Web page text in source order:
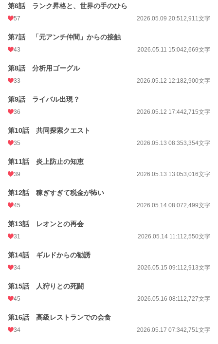
24h.ポイント 28 pt
文字数
更新日時 2026.06.27 09:39
初回完結日時 2026.06.27 09:39
累計ポイント
第6話 ランク昇格と、世界の手のひら
57 2026.05.09 20:512,911文字
第7話 「元アンチ仲間」からの接触
43 2026.05.11 15:042,669文字
第8話 分析用ゴーグル
33 2026.05.12 12:182,900文字
第9話 ライバル出現？
36 2026.05.12 17:442,715文字
第10話 共同探索クエスト
35 2026.05.13 08:353,354文字
第11話 炎上防止の知恵
39 2026.05.13 13:053,016文字
第12話 稼ぎすぎて税金が怖い
45 2026.05.14 08:072,499文字
第13話 レオンとの再会
31 2026.05.14 11:112,550文字
第14話 ギルドからの勧誘
34 2026.05.15 09:112,913文字
第15話 人狩りとの死闘
45 2026.05.16 08:112,727文字
第16話 高級レストランでの会食
34 2026.05.17 07:342,751文字